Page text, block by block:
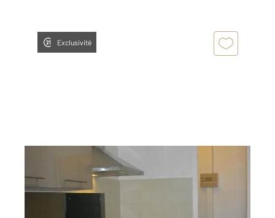
Exclusivité
BAGNOLS SUR CEZE 30
, 3 pièces
Ref : 9231